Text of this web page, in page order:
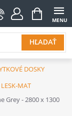
HĽADAŤ
NÁKUPNÝ
KOŠÍK
DOSKY
MAT
Grey - 2800 x 1300